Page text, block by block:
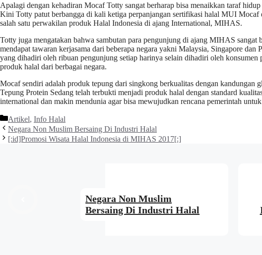
Apalagi dengan kehadiran Mocaf Totty sangat berharap bisa menaikkan taraf
Kini Totty patut berbangga di kali ketiga perpanjangan sertifikasi halal MUI
salah satu perwakilan produk Halal Indonesia di ajang International, MIHAS.
Totty juga mengatakan bahwa sambutan para pengunjung di ajang MIHAS
mendapat tawaran kerjasama dari beberapa negara yakni Malaysia, Singapore
yang dihadiri oleh ribuan pengunjung setiap harinya selain dihadiri oleh
produk halal dari berbagai negara.
Mocaf sendiri adalah produk tepung dari singkong berkualitas dengan kandungan
Tepung Protein Sedang telah terbukti menjadi produk halal dengan standard
international dan makin mendunia agar bisa mewujudkan rencana pemerintah
Kategori
Artikel, Info Halal
Negara Non Muslim Bersaing Di Industri Halal
[:id]Promosi Wisata Halal Indonesia di MIHAS 2017[:]
Negara Non Muslim
Bersaing Di Industri Halal